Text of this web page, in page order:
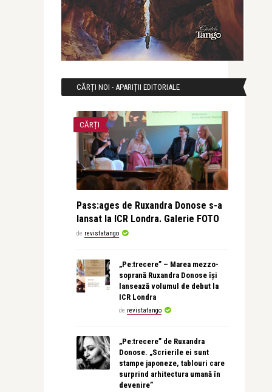
CĂRȚI NOI - APARIȚII EDITORIALE
CĂRȚI
Pass:ages de Ruxandra Donose s-a
lansat la ICR Londra. Galerie FOTO
de revistatango
„Pe:trecere” – Marea mezzo-
soprană Ruxandra Donose își
lansează volumul de debut la
ICR Londra
de revistatango
„Pe:trecere” de Ruxandra
Donose. „Scrierile ei sunt
stampe japoneze, tablouri care
surprind arhitectura umană în
devenire”